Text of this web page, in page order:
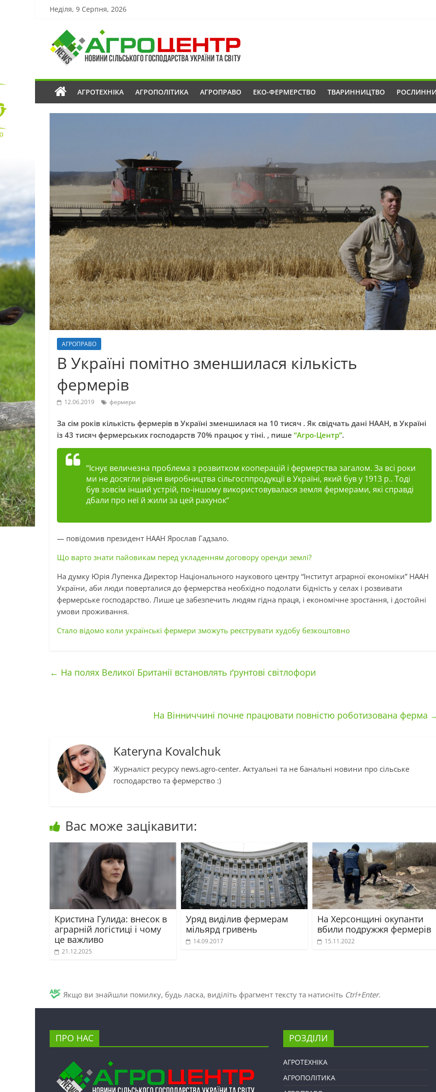
Неділя, 9 Серпня, 2026
АГРОТЕХНІКА АГРОПОЛІТИКА АГРОПРАВО ЕКО-ФЕРМЕРСТВО ТВАРИННИЦТВО
АГРОПРАВО
В Україні помітно зменшилася кількість
фермерів
12.06.2019 фермери
За сім років кількість фермерів в Україні зменшилася на 10 тисяч . Як свідчать дані НААН, в Україні
із 43 тисяч фермерських господарств 70% працює у тіні. , пише “Агро-Центр”.
“Існує величезна проблема з розвитком кооперацій і фермерства загалом. За всі роки
ми не досягли рівня виробництва сільгосппродукції в Україні, який був у 1913 р.. Тоді
був зовсім інший устрій, по-іншому використовувалася земля фермерами, які справді
дбали про неї й жили за цей рахунок“
— повідомив президент НААН Ярослав Гадзало.
Що варто знати пайовикам перед укладенням договору оренди землі?
На думку Юрія Лупенка Директор Національного наукового центру “Інститут аграрної економіки” НААН
України, аби люди поверталися до фермерства необхідно подолати бідність у селах і розвивати
фермерське господарство. Лише це забезпечить людям гідна праця, і економічне зростання, і достойні
умови проживання.
Стало відомо коли українські фермери зможуть реєструвати худобу безкоштовно
← На полях Великої Британії встановлять ґрунтові світлофори
На Вінниччині почне працювати повністю роботизована ферма
Kateryna Kovalchuk
Журналіст ресурсу news.agro-center. Актуальні та не банальні новини про сільське
господарство та фермерство :)
Вас може зацікавити:
Кристина Гулида: внесок в
аграрній логістиці і чому
це важливо
21.12.2025
Уряд виділив фермерам
мільярд гривень
14.09.2017
На Херсонщині окупанти
вбили подружжя фермерів
15.11.2022
Якщо ви знайшли помилку, будь ласка, виділіть фрагмент тексту та натисніть Ctrl+Enter.
ПРО НАС РОЗДІЛИ
АГРОТЕХНІКА
АГРОПОЛІТИКА